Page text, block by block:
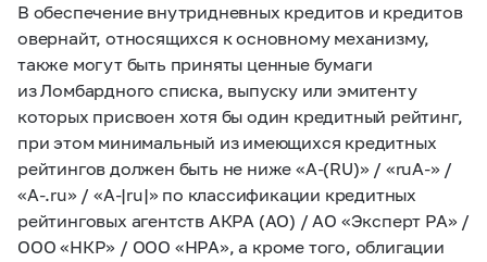
В обеспечение внутридневных кредитов и кредитов
овернайт, относящихся к основному механизму,
также могут быть приняты ценные бумаги
из Ломбардного списка, выпуску или эмитенту
которых присвоен хотя бы один кредитный рейтинг,
при этом минимальный из имеющихся кредитных
рейтингов должен быть не ниже «А-(RU)» / «ruА-» /
«А-.ru» / «A-|ru|» по классификации кредитных
рейтинговых агентств АКРА (АО) / АО «Эксперт РА» /
ООО «НКР» / ООО «НРА», а кроме того, облигации